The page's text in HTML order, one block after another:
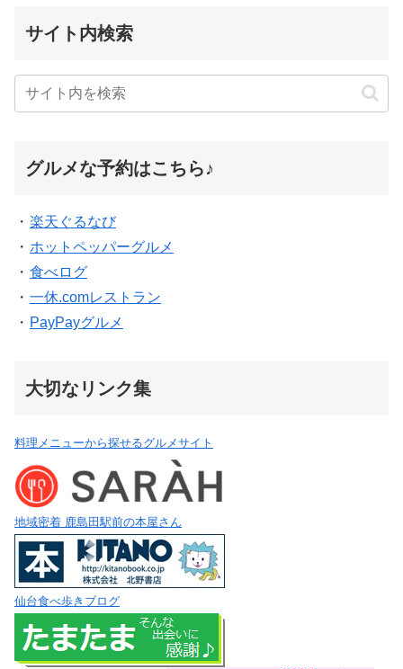
サイト内検索
グルメな予約はこちら♪
・ 楽天ぐるなび
・ ホットペッパーグルメ
・ 食べログ
・ 一休.comレストラン
・ PayPayグルメ
大切なリンク集
料理メニューから探せるグルメサイト
地域密着 鹿島田駅前の本屋さん
仙台食べ歩きブログ